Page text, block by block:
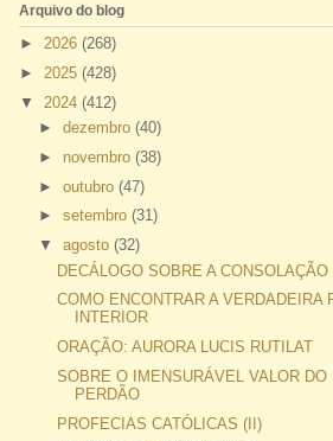
Arquivo do blog
► 2026 (268)
► 2025 (428)
▼ 2024 (412)
► dezembro (40)
► novembro (38)
► outubro (47)
► setembro (31)
▼ agosto (32)
DECÁLOGO SOBRE A CONSOLAÇÃO
COMO ENCONTRAR A VERDADEIRA
INTERIOR
ORAÇÃO: AURORA LUCIS RUTILAT
SOBRE O IMENSURÁVEL VALOR DO
PERDÃO
PROFECIAS CATÓLICAS (II)